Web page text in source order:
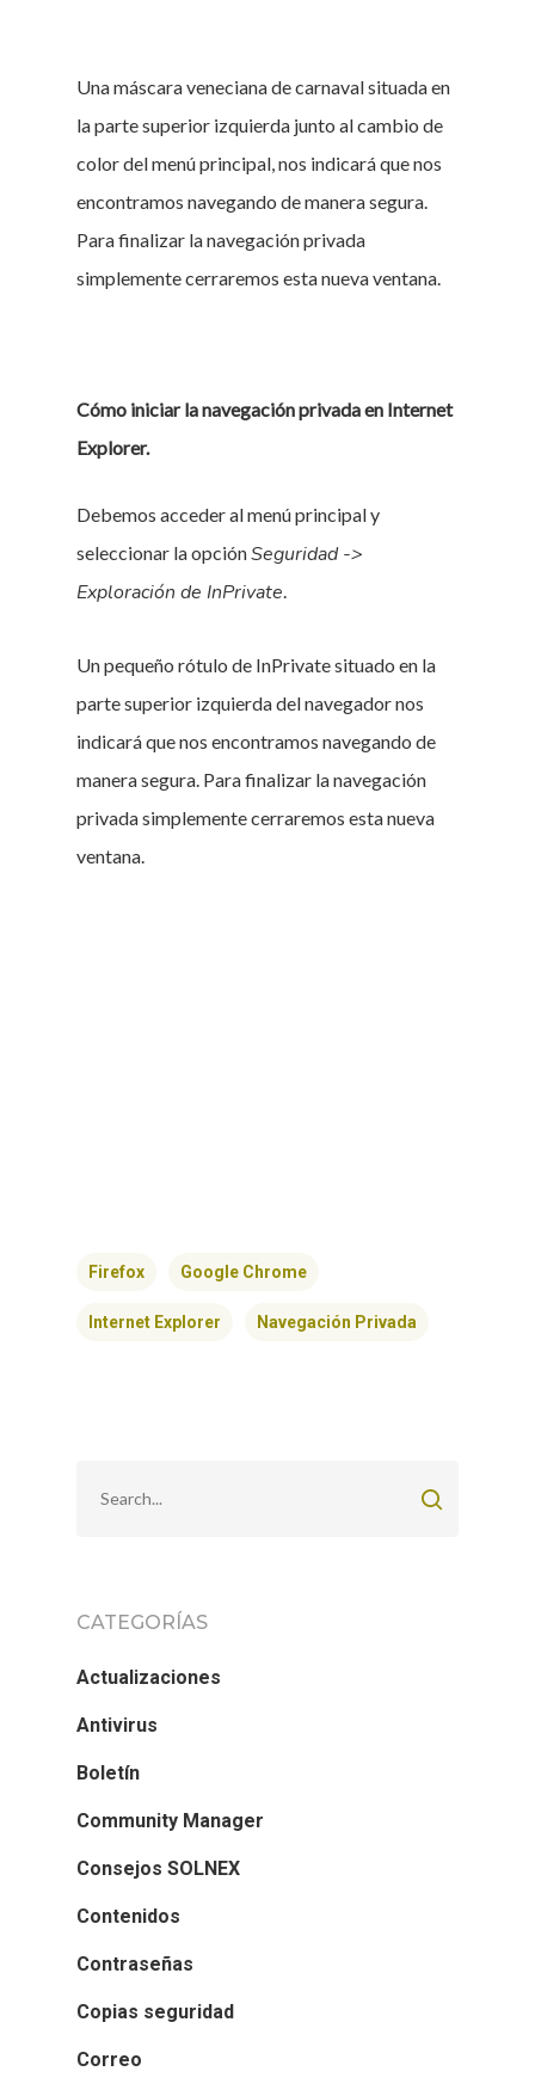
Una máscara veneciana de carnaval situada en
la parte superior izquierda junto al cambio de
color del menú principal, nos indicará que nos
encontramos navegando de manera segura.
Para finalizar la navegación privada
simplemente cerraremos esta nueva ventana.
Cómo iniciar la navegación privada en Internet
Explorer.
Debemos acceder al menú principal y
seleccionar la opciónSeguridad ->
Exploración de InPrivate.
Un pequeño rótulo de InPrivate situado en la
parte superior izquierda del navegador nos
indicará que nos encontramos navegando de
manera segura. Para finalizar la navegación
privada simplemente cerraremos esta nueva
ventana.
Firefox Google Chrome
Internet Explorer Navegación Privada
CATEGORÍAS
Actualizaciones
Antivirus
Boletín
Community Manager
Consejos SOLNEX
Contenidos
Contraseñas
Copias seguridad
Correo